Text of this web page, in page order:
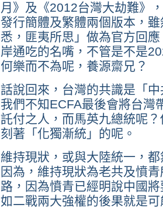
月》及《2012台灣大劫難》
發行簡體及繁體兩個版本，
悉，匪夷所思」做為官方回
岸通吃的名嘴，不管是不是
何樂而不為呢，養源齋兄？
話說回來，台灣的共識是「
我們不知ECFA最後會將台灣
託付之人，而馬英九總統呢
刻著「化獨漸統」的呢。
維持現狀，或與大陸統一，
因為，維持現狀為老共及憤
路，因為憤青已經明說中國
如二戰兩大強權的後果就是